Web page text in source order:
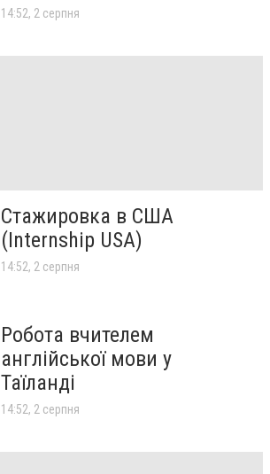
14:52, 2 серпня
Стажировка в США
(Internship USA)
14:52, 2 серпня
Робота вчителем
англійської мови у
Таїланді
14:52, 2 серпня